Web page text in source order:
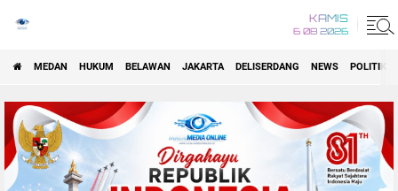
KAMIS
6 08 2026
MEDAN HUKUM BELAWAN JAKARTA DELISERDANG NEWS POLITIK